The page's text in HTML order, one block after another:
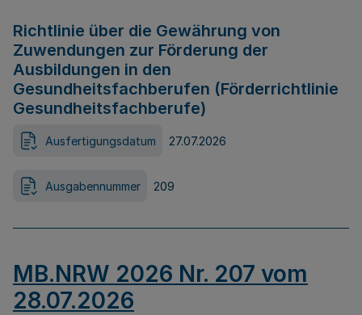
Richtlinie über die Gewährung von
Zuwendungen zur Förderung der
Ausbildungen in den
Gesundheitsfachberufen (Förderrichtlinie
Gesundheitsfachberufe)
Ausfertigungsdatum 27.07.2026
Ausgabennummer 209
MB.NRW 2026 Nr. 207 vom
28.07.2026